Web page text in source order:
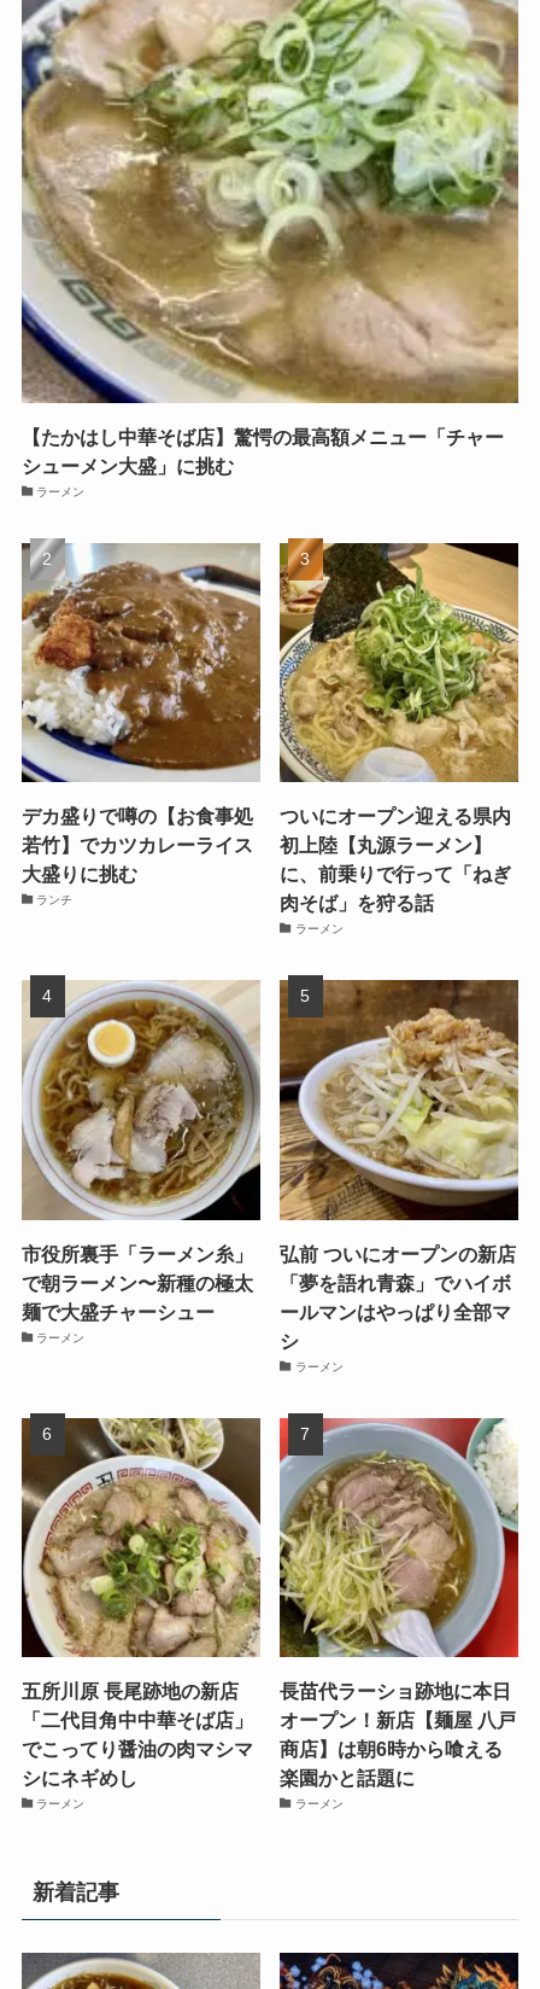
【たかはし中華そば店】驚愕の最高額メニュー「チャー
シューメン大盛」に挑む
ラーメン
デカ盛りで噂の【お食事処
若竹】でカツカレーライス
大盛りに挑む
ランチ
ついにオープン迎える県内
初上陸【丸源ラーメン】
に、前乗りで行って「ねぎ
肉そば」を狩る話
ラーメン
市役所裏手「ラーメン糸」
で朝ラーメン〜新種の極太
麺で大盛チャーシュー
ラーメン
弘前 ついにオープンの新店
「夢を語れ青森」でハイボ
ールマンはやっぱり全部マ
シ
ラーメン
五所川原 長尾跡地の新店
「二代目角中中華そば店」
でこってり醤油の肉マシマ
シにネギめし
ラーメン
長苗代ラーショ跡地に本日
オープン！新店【麺屋 八戸
商店】は朝6時から喰える
楽園かと話題に
ラーメン
新着記事